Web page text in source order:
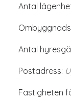
Antal
Antal
Postadress:
Fastigheten